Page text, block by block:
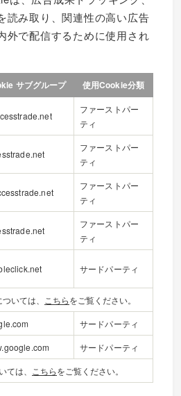
読み取り、関連性の高い広告
外で配信するために使用され
サブグループ 使用Cookie分類
ファーストパー
ティ
ファーストパー
ティ
ファーストパー
ティ
ファーストパー
ティ
サードパーティ
いては、 こちらをご覧ください。
サードパーティ
サードパーティ
は、
こちらをご覧ください。